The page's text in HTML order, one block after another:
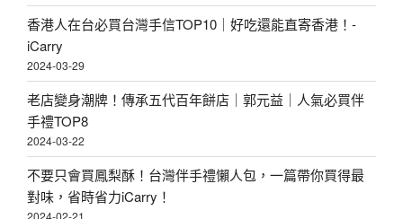
著
吃
・
中
秋
團
圓
必
香港人在台必買台灣手信TOP10｜好吃還能直寄香港！-
iCarry
2024-03-29
老店變身潮牌！傳承五代百年餅店｜郭元益｜人氣必買伴
手禮TOP8
2024-03-22
不要只會買鳳梨酥！台灣伴手禮懶人包，一篇帶你買得最
對味，省時省力iCarry！
2024-02-21